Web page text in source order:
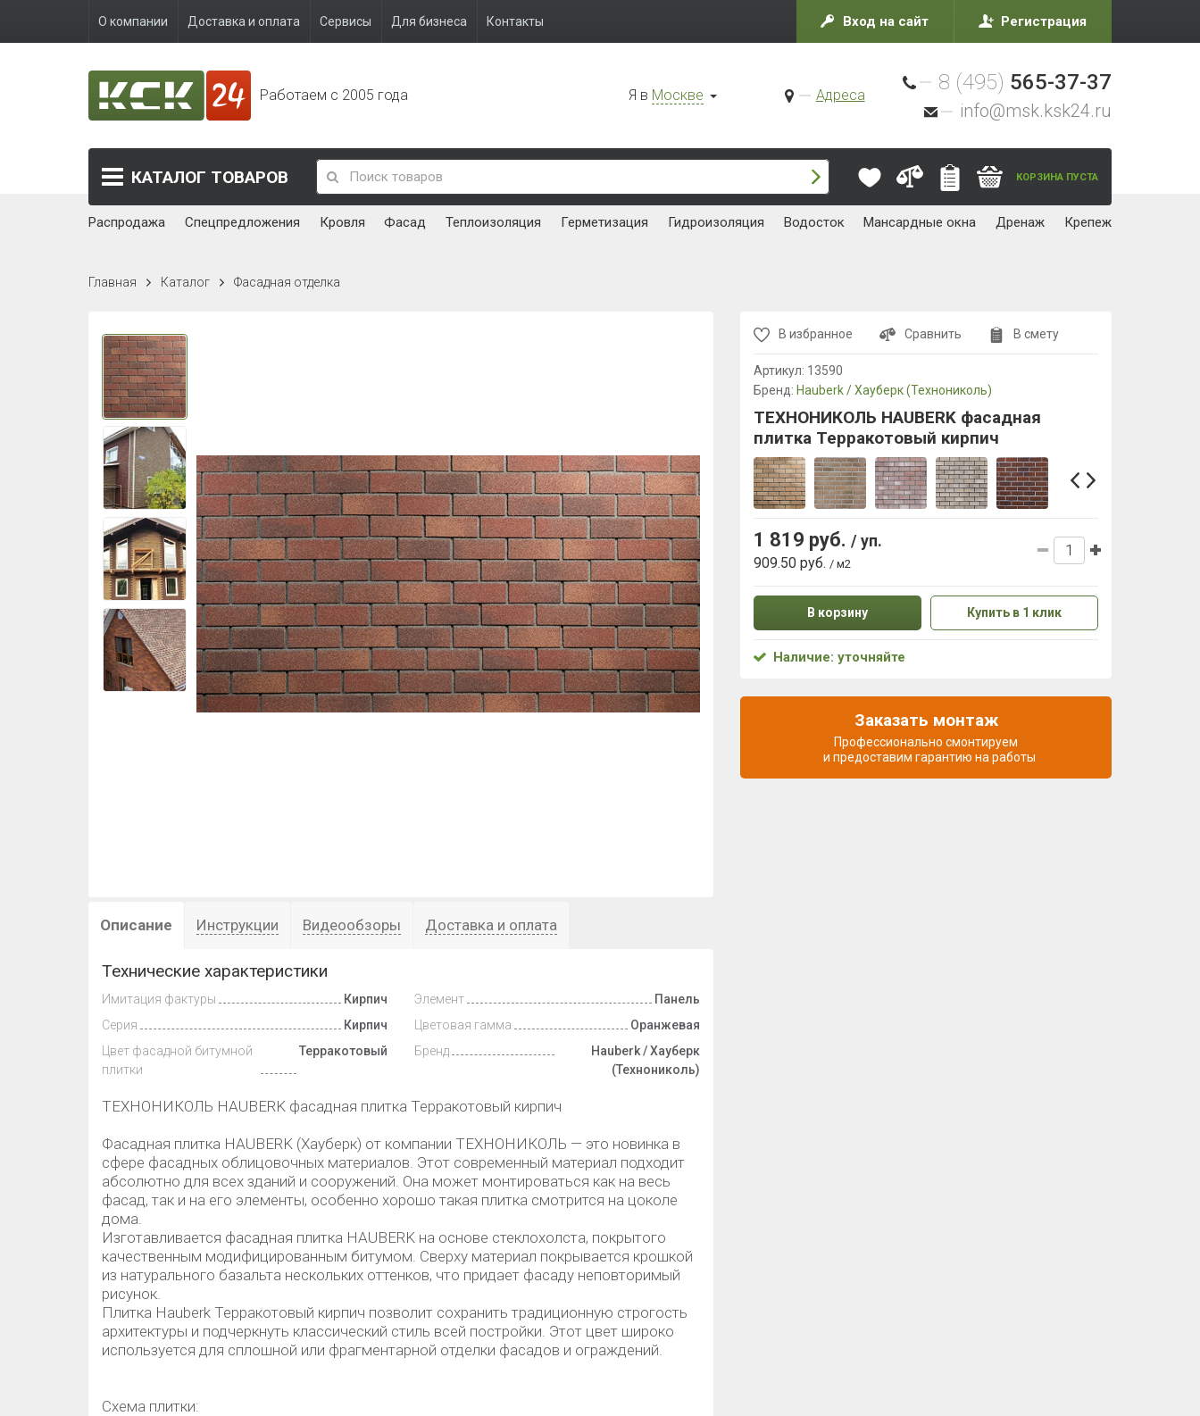
О компании Доставка и оплата Сервисы Для бизнеса Контакты Вход на сайт Регистрация
Работаем с 2005 года Я в Москве Адреса
8 (495) 565-37-37
info@msk.ksk24.ru
КАТАЛОГ ТОВАРОВ КОРЗИНА ПУСТА
Распродажа Спецпредложения Кровля Фасад Теплоизоляция Герметизация Гидроизоляция Водосток Мансардные окна Дренаж Крепеж
Главная Каталог Фасадная отделка
Описание Инструкции Видеообзоры Доставка и оплата
Технические характеристики
Имитация фактуры
Кирпич
Серия
Кирпич
Цвет фасадной битумной
плитки
Терракотовый
Элемент
Панель
Цветовая гамма
Оранжевая
Бренд
Hauberk / Хауберк
(Технониколь)
ТЕХНОНИКОЛЬ HAUBERK фасадная плитка Терракотовый кирпич
Фасадная плитка HAUBERK (Хауберк) от компании ТЕХНОНИКОЛЬ — это новинка в
сфере фасадных облицовочных материалов. Этот современный материал подходит
абсолютно для всех зданий и сооружений. Она может монтироваться как на весь
фасад, так и на его элементы, особенно хорошо такая плитка смотрится на цоколе
дома.
Изготавливается фасадная плитка HAUBERK на основе стеклохолста, покрытого
качественным модифицированным битумом. Сверху материал покрывается крошкой
из натурального базальта нескольких оттенков, что придает фасаду неповторимый
рисунок.
Плитка Hauberk Терракотовый кирпич позволит сохранить традиционную строгость
архитектуры и подчеркнуть классический стиль всей постройки. Этот цвет широко
используется для сплошной или фрагментарной отделки фасадов и ограждений.
Схема плитки:
В избранное Сравнить В смету
Артикул: 13590
Бренд: Hauberk / Хауберк (Технониколь)
ТЕХНОНИКОЛЬ HAUBERK фасадная
плитка Терракотовый кирпич
1 819 руб. / уп.
909.50 руб. / м2
В корзину Купить в 1 клик
Наличие: уточняйте
Заказать монтаж
Профессионально смонтируем
и предоставим гарантию на работы